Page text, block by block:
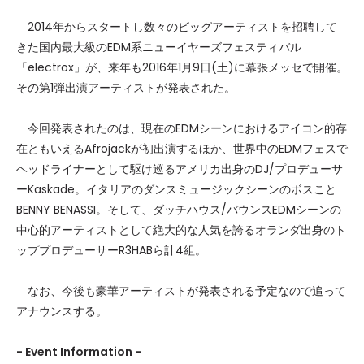
2014年からスタートし数々のビッグアーティストを招聘して
きた国内最大級のEDM系ニューイヤーズフェスティバル
「electrox」が、来年も2016年1月9日(土)に幕張メッセで開催。
その第1弾出演アーティストが発表された。
今回発表されたのは、現在のEDMシーンにおけるアイコン的存
在ともいえるAfrojackが初出演するほか、世界中のEDMフェスで
ヘッドライナーとして駆け巡るアメリカ出身のDJ/プロデューサ
ーKaskade。イタリアのダンスミュージックシーンのボスこと
BENNY BENASSI。そして、ダッチハウス/バウンスEDMシーンの
中心的アーティストとして絶大的な人気を誇るオランダ出身のト
ッププロデューサーR3HABら計4組。
なお、今後も豪華アーティストが発表される予定なので追って
アナウンスする。
- Event Information -